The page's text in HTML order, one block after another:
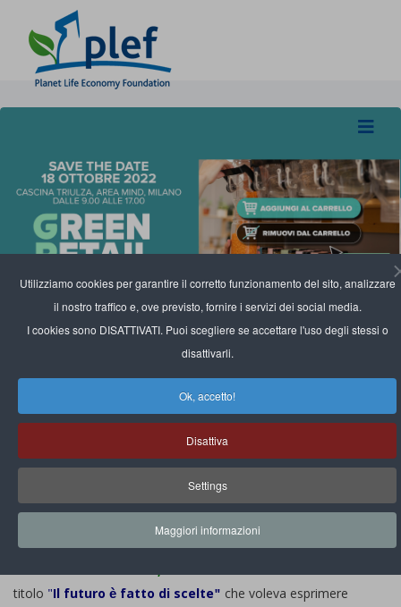
Utilizziamo cookies per garantire il corretto funzionamento del sito, analizzare
il nostro traffico e, ove previsto, fornire i servizi dei social media.
I cookies sono DISATTIVATI. Puoi scegliere se accettare l'uso degli stessi o
disattivarli.
Ok, accetto!
Disattiva
Settings
Maggiori informazioni
Green Retail Forum 2022
BySegreteriaplef Visite: 2078
Share:
Martedì18 ottobre 2022si è svolta la dodicesima edizione
delGreen Retail Forum,con un format rinnovato e con un
titolo "Il futuro è fatto di scelte" che voleva esprimere